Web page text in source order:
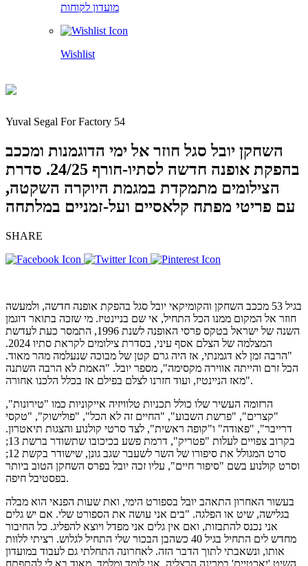
מועדון לקוחות
Wishlist
Yuval Segal For Factory 54
השחקן יובל סגל חוזר אל ימי הדוגמנות ומככב
בהפקת אופנה חדשה לסתיו-חורף 24/25. סדרת
הצילומים מתמקדת במגמת היוקרה השקטה,
עם פריטי מפתח קלאסיים ועל-זמניים במלתחה
SHARE
בגיל 53 מככב השחקן והקומיקאי יובל סגל בהפקת אופנה חדשה, ולמעשה
חוזר אל המקום ממנו הכל התחיל, אי שם בניינטיז. מי שזכה בתואר דוגמן
השנה של ישראל בטקס פרסי האופנה לשנת 1996, התמסר כעת לעדשת
המצלמה של הצלם אסף עיני, בסדרת צילומים לקראת סתיו 2024.
"הרבה זמן לא דגמנתי, אז היה גרם קטן של מבוכה שנעלמה מהר מאוד.
הכל זרם והייתה אווירה מקסימה", מספר יובל. "האמת לא הרבה השתנה
מאז הניינטיז, ועוד חזרנו לצלם בפילם אז בכלל הלכנו אחורה".
הרזומה העשיר שלו כולל תכניות טלוויזיה אייקוניות כמו "טירונות",
"קצרים", "פרשת השבוע", "החיים זה לא הכל", "פולישוק", "טקסי
דרייבר", "פאודה" ו"קופה ראשית", לצד סרטי קולנוע והצגות תיאטרון.
בקרוב צפויים לעלות "פטריק", דרמת פשע בכיכובו שתשודר ברשת 13;
סרט המגולל את סיפורו של השר לשעבר שגב גונן, שישודר בקשת 12;
וסרט קולנוע בשם "סיפור חיים", עליו זכה יובל בפרס השחקן הטוב ביותר
בפסטיבל חיפה.
בעשור האחרון התאהב יובל בספורט הימי, ואת שעות הפנאי הוא מבלה
בגלישה, שיט או הפלגה. "בים אני עושה את הספורט שלי. אם יש גלים
אני נכנס להתבזות, ואם אין גלים אני מפדל ויוצא להפליג. כל החיבור
מחדש לים התחיל בגיל 40 כשהבן הבכור שלי התחיל לגלוש. רציתי ללוות
אותו, ונשאבתי לתוך הדבר הזה. לאחרונה התחלתי גם לעבוד במועדון
השיט 'יאכטיים' במרינה הרצליה, אני לומד ומלמד, מאוד בא לי להתפתח